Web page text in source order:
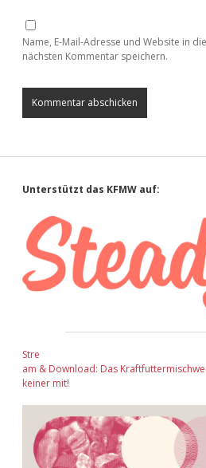
Name, E-Mail-Adresse und Website in
nächsten Kommentar speichern.
Sidebar
Unterstützt das KFMW auf:
Stre
am & Download: Das
keiner mit!